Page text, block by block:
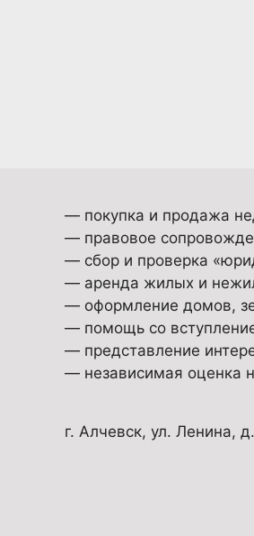
— покупка и продажа
— правовое
— сбор и проверка
— аренда жилых и
— оформление домов,
— помощь со
— представление
— независимая оценка
г. Алчевск, ул. Ленина,